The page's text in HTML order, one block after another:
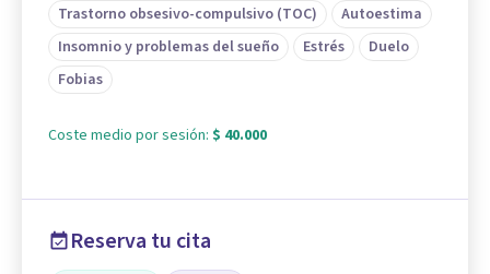
Trastorno obsesivo-compulsivo (TOC)
Autoestima
Insomnio y problemas del sueño
Estrés
Duelo
Fobias
Coste medio por sesión: $ 40.000
Reserva tu cita